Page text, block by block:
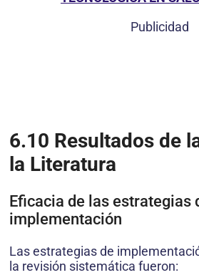
Publicidad
6.10 Resultados de
la Literatura
Eficacia de las estrategias
implementación
Las estrategias de
la revisión sistemática fueron: